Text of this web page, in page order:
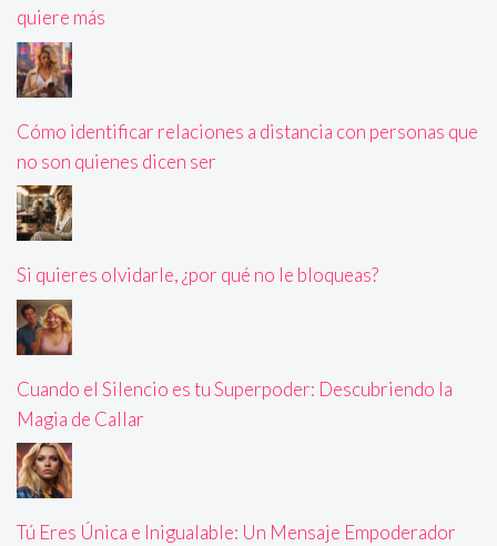
quiere más
Cómo identificar relaciones a distancia con personas que
no son quienes dicen ser
Si quieres olvidarle, ¿por qué no le bloqueas?
Cuando el Silencio es tu Superpoder: Descubriendo la
Magia de Callar
Tú Eres Única e Inigualable: Un Mensaje Empoderador